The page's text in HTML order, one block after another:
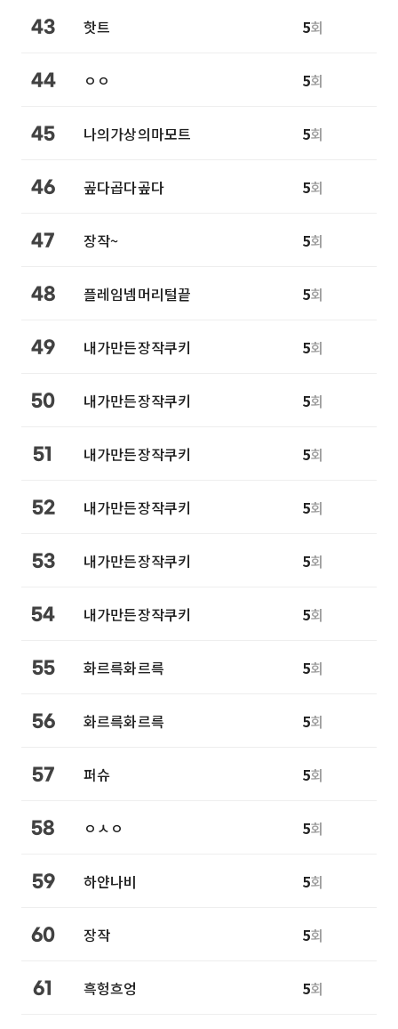
43 핫트 5회
44 ㅇㅇ 5회
45 나의가상의마모트 5회
46 곺다곱다곺다 5회
47 장작~ 5회
48 플레임넴머리털끝 5회
49 내가만든장작쿠키 5회
50 내가만든장작쿠키 5회
51 내가만든장작쿠키 5회
52 내가만든장작쿠키 5회
53 내가만든장작쿠키 5회
54 내가만든장작쿠키 5회
55 화르륵화르륵 5회
56 화르륵화르륵 5회
57 퍼슈 5회
58 ㅇㅅㅇ 5회
59 하얀나비 5회
60 장작 5회
61 흑헝흐엉 5회